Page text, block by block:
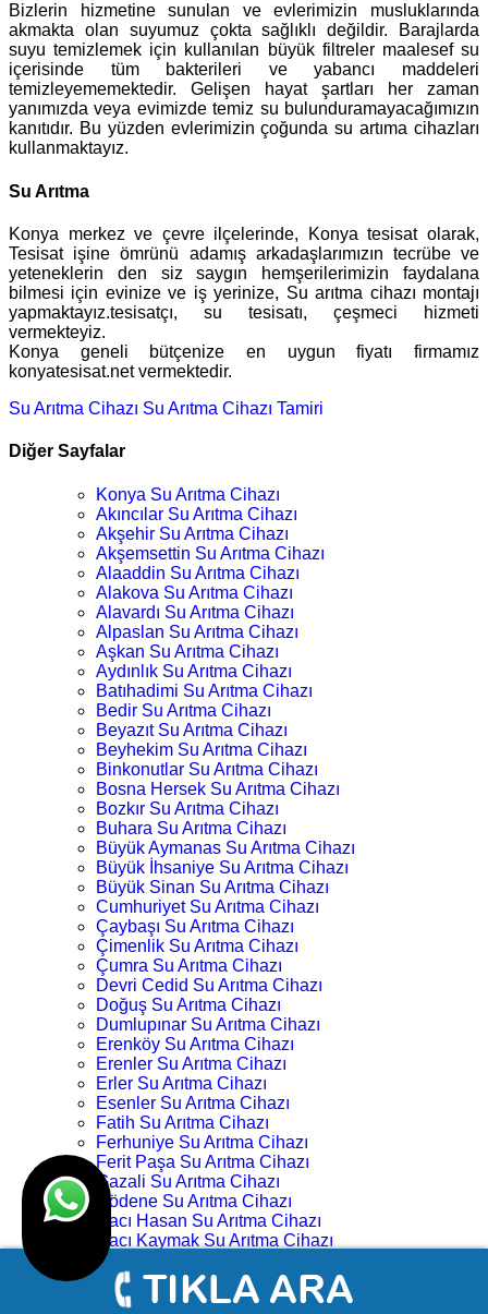
Bizlerin hizmetine sunulan ve evlerimizin musluklarında
akmakta olan suyumuz çokta sağlıklı değildir. Barajlarda
suyu temizlemek için kullanılan büyük filtreler maalesef su
içerisinde tüm bakterileri ve yabancı maddeleri
temizleyememektedir. Gelişen hayat şartları her zaman
yanımızda veya evimizde temiz su bulunduramayacağımızın
kanıtıdır. Bu yüzden evlerimizin çoğunda su artıma cihazları
kullanmaktayız.
Su Arıtma
Konya merkez ve çevre ilçelerinde, Konya tesisat olarak,
Tesisat işine ömrünü adamış arkadaşlarımızın tecrübe ve
yeteneklerin den siz saygın hemşerilerimizin faydalana
bilmesi için evinize ve iş yerinize, Su arıtma cihazı montajı
yapmaktayız.tesisatçı, su tesisatı, çeşmeci hizmeti
vermekteyiz.
Konya geneli bütçenize en uygun fiyatı firmamız
konyatesisat.net vermektedir.
Su Arıtma Cihazı Su Arıtma Cihazı Tamiri
Diğer Sayfalar
Konya Su Arıtma Cihazı
Akıncılar Su Arıtma Cihazı
Akşehir Su Arıtma Cihazı
Akşemsettin Su Arıtma Cihazı
Alaaddin Su Arıtma Cihazı
Alakova Su Arıtma Cihazı
Alavardı Su Arıtma Cihazı
Alpaslan Su Arıtma Cihazı
Aşkan Su Arıtma Cihazı
Aydınlık Su Arıtma Cihazı
Batıhadimi Su Arıtma Cihazı
Bedir Su Arıtma Cihazı
Beyazıt Su Arıtma Cihazı
Beyhekim Su Arıtma Cihazı
Binkonutlar Su Arıtma Cihazı
Bosna Hersek Su Arıtma Cihazı
Bozkır Su Arıtma Cihazı
Buhara Su Arıtma Cihazı
Büyük Aymanas Su Arıtma Cihazı
Büyük İhsaniye Su Arıtma Cihazı
Büyük Sinan Su Arıtma Cihazı
Cumhuriyet Su Arıtma Cihazı
Çaybaşı Su Arıtma Cihazı
Çimenlik Su Arıtma Cihazı
Çumra Su Arıtma Cihazı
Devri Cedid Su Arıtma Cihazı
Doğuş Su Arıtma Cihazı
Dumlupınar Su Arıtma Cihazı
Erenköy Su Arıtma Cihazı
Erenler Su Arıtma Cihazı
Erler Su Arıtma Cihazı
Esenler Su Arıtma Cihazı
Fatih Su Arıtma Cihazı
Ferhuniye Su Arıtma Cihazı
Ferit Paşa Su Arıtma Cihazı
Gazali Su Arıtma Cihazı
Gödene Su Arıtma Cihazı
Hacı Hasan Su Arıtma Cihazı
Hacı Kaymak Su Arıtma Cihazı
Hacı Yusuf Mescit Su Arıtma Cihazı
Hacıveyiszade Su Arıtma Cihazı
Hamza Oğlu Su Arıtma Cihazı